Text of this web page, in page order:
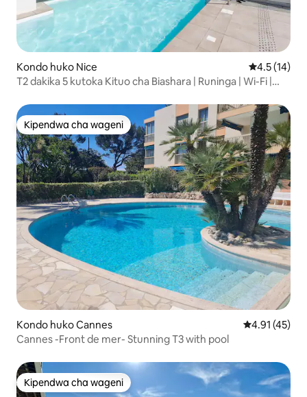
Kondo huko Nice Ukadiriaji
4.5 (14)
T2 dakika 5 kutoka Kituo cha Biashara | Runinga | Wi-Fi |
Kipendwa cha wageni
Kipendwa cha wageni
Kondo huko Cannes Ukadiriaji wa
4.91 (45)
Cannes -Front de mer- Stunning T3 with pool
Kipendwa cha wageni
Kipendwa cha wageni